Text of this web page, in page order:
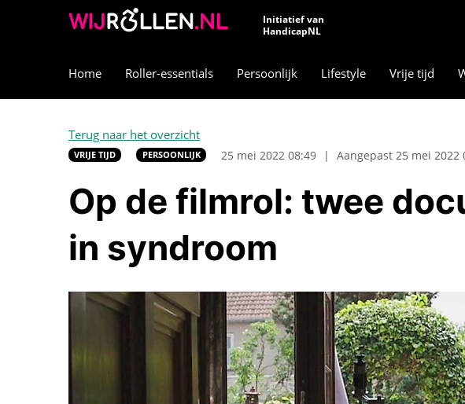
Initiatief van
HandicapNL
Home Roller-essentials Persoonlijk Lifestyle Vrije tijd
Terug naar het overzicht
VRIJE TIJD PERSOONLIJK 25 mei 2022 08:49 | Aangepast 25 mei 2022
Op de filmrol: twee
in syndroom